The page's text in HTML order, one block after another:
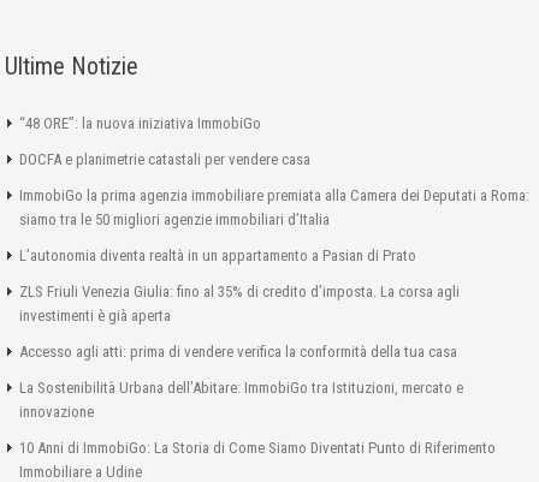
Ultime Notizie
“48 ORE”: la nuova iniziativa ImmobiGo
DOCFA e planimetrie catastali per vendere casa
ImmobiGo la prima agenzia immobiliare premiata alla Camera dei Deputati a Roma:
siamo tra le 50 migliori agenzie immobiliari d’Italia
L’autonomia diventa realtà in un appartamento a Pasian di Prato
ZLS Friuli Venezia Giulia: fino al 35% di credito d’imposta. La corsa agli
investimenti è già aperta
Accesso agli atti: prima di vendere verifica la conformità della tua casa
La Sostenibilità Urbana dell’Abitare: ImmobiGo tra Istituzioni, mercato e
innovazione
10 Anni di ImmobiGo: La Storia di Come Siamo Diventati Punto di Riferimento
Immobiliare a Udine